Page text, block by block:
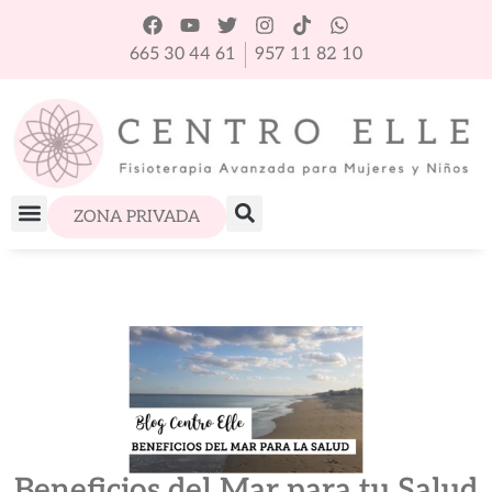
665 30 44 61 957 11 82 10
ZONA PRIVADA